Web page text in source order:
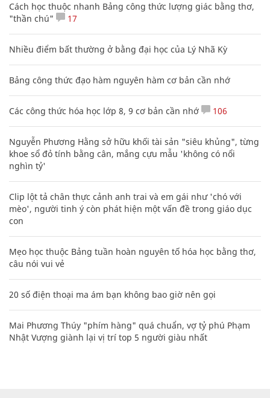
Cách học thuộc nhanh Bảng công thức lượng giác bằng thơ,
"thần chú"
17
Nhiều điểm bất thường ở bằng đại học của Lý Nhã Kỳ
Bảng công thức đạo hàm nguyên hàm cơ bản cần nhớ
Các công thức hóa học lớp 8, 9 cơ bản cần nhớ 106
Nguyễn Phương Hằng sở hữu khối tài sản "siêu khủng", từng
khoe sổ đỏ tính bằng cân, mắng cựu mẫu 'không có nổi
nghìn tỷ'
Clip lột tả chân thực cảnh anh trai và em gái như 'chó với
mèo', người tinh ý còn phát hiện một vấn đề trong giáo dục
con
Mẹo học thuộc Bảng tuần hoàn nguyên tố hóa học bằng thơ,
câu nói vui vẻ
20 số điện thoại ma ám bạn không bao giờ nên gọi
Mai Phương Thúy "phím hàng" quá chuẩn, vợ tỷ phú Phạm
Nhật Vượng giành lại vị trí top 5 người giàu nhất